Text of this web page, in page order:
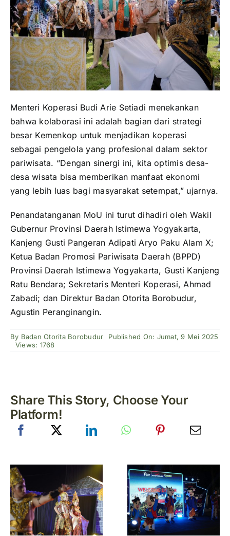
Menteri Koperasi BudiArie Setiadi menekankan
bahwa kolaborasi iniadalah bagiandari strategi
besar Kemenkop untuk menjadikan koperasi
sebagai pengelolayang profesionaldalam sektor
pariwisata. “Dengan sinergi ini, kitaoptimisdesa-
desawisata bisa memberikan manfaat ekonomi
yang lebih luas bagi masyarakat setempat,” ujarnya.
Penandatanganan MoU ini turutdihadirioleh Wakil
Gubernur Provinsi Daerah Istimewa Yogyakarta,
Kanjeng Gusti Pangeran Adipati Aryo Paku Alam X;
Ketua Badan Promosi Pariwisata Daerah (BPPD)
Provinsi Daerah Istimewa Yogyakarta, Gusti Kanjeng
Ratu Bendara; Sekretaris Menteri Koperasi, Ahmad
Zabadi; dan Direktur Badan Otorita Borobudur,
Agustin Peranginangin.
By Badan Otorita Borobudur
Published On: Jumat, 9 Mei 2025
Views: 1768
Share This Story, Choose Your
Platform!